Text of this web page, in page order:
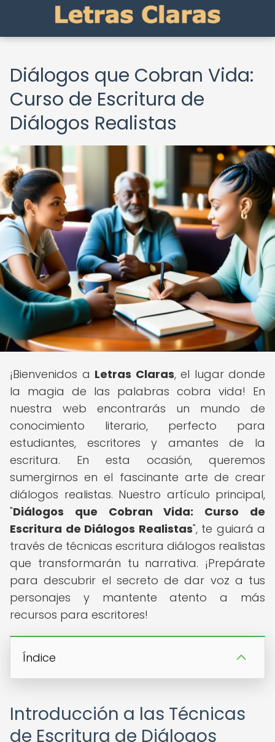
Diálogos que Cobran Vida:
Curso de Escritura de
Diálogos Realistas
¡Bienvenidos a Letras Claras, el lugar donde
la magia de las palabras cobra vida! En
nuestra web encontrarás un mundo de
conocimiento literario, perfecto para
estudiantes, escritores y amantes de la
escritura. En esta ocasión, queremos
sumergirnos en el fascinante arte de crear
diálogos realistas. Nuestro artículo principal,
"Diálogos que Cobran Vida: Curso de
Escritura de Diálogos Realistas", te guiará a
través de técnicas escritura diálogos realistas
que transformarán tu narrativa. ¡Prepárate
para descubrir el secreto de dar voz a tus
personajes y mantente atento a más
recursos para escritores!
Índice
Introducción a las Técnicas
de Escritura de Diálogos